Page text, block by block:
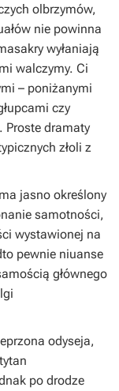
olbrzymów,
nie powinna
wyłaniają
walczymy. Ci
– poniżanymi
czy
dramaty
złoli z
jasno określony
samotności,
wystawionej na
pewnie niuanse
głównego
odyseja,
po drodze